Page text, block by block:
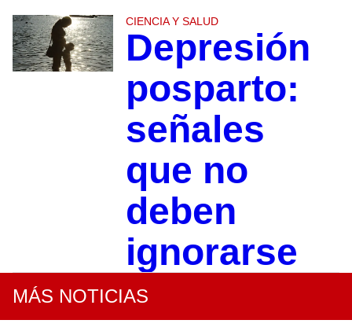
CIENCIA Y SALUD
Depresión
posparto:
señales
que no
deben
ignorarse
MÁS NOTICIAS